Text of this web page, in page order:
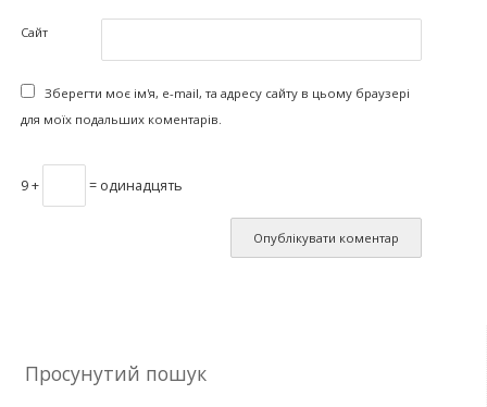
Сайт
Зберегти моє ім'я, e-mail, та адресу сайту в цьому браузері
для моїх подальших коментарів.
9 + = одинадцять
Просунутий пошук